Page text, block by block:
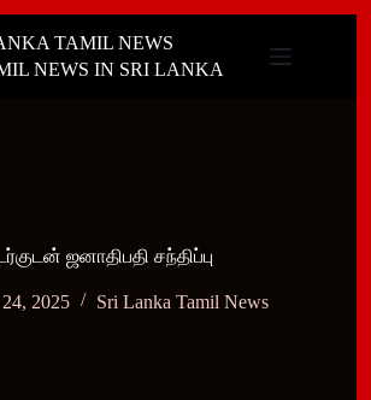
TAMIL NEWS
NEWS IN SRI LANKA
ஜனாதிபதி சந்திப்பு
24, 2025 Sri Lanka Tamil News